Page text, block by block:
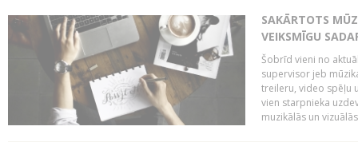
SAKĀRTOTS
VEIKSMĪGU
Šobrīd vieni no
supervisor jeb
treileru, video spēļu
vien starpnieka
muzikālās un